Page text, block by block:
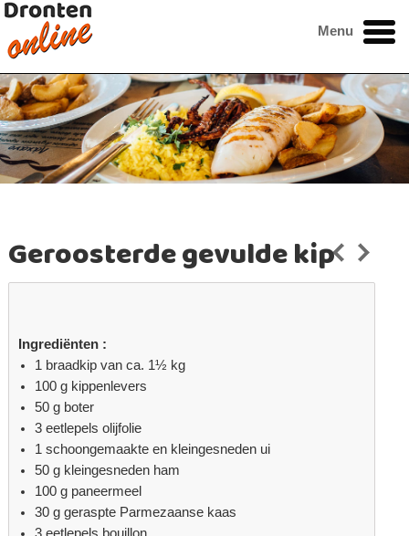
Menu
Geroosterde gevulde kip
Ingrediënten :
1 braadkip van ca. 1½ kg
100 g kippenlevers
50 g boter
3 eetlepels olijfolie
1 schoongemaakte en kleingesneden ui
50 g kleingesneden ham
100 g paneermeel
30 g geraspte Parmezaanse kaas